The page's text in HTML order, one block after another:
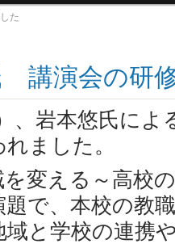
た
演会の研
、岩本悠氏に
ました。
を変える～高校
で、本校の教
域と学校の連携